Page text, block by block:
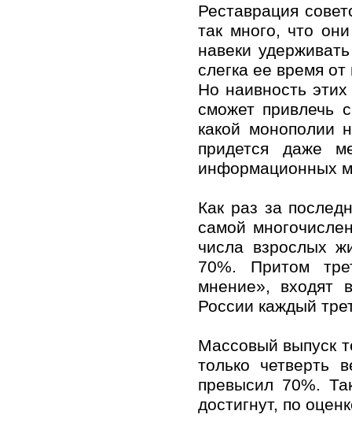
Реставрация
так много, что
навеки
слегка ее время
Но наивность
сможет привлечь
какой монополии
придется даже
информационных
Как раз за
самой
числа взрослых
70%. Притом
мнение», входят
России каждый
Массовый выпуск
только четверть
превысил 70%.
достигнут, по